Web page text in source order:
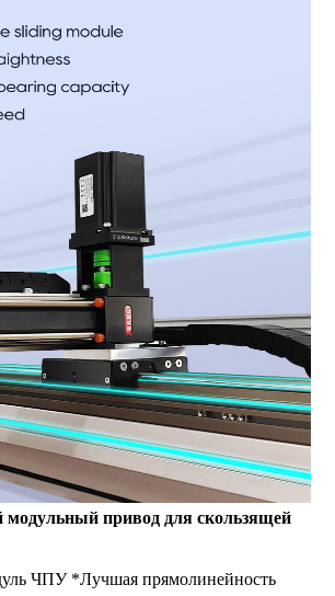
привод для скользящей
ЧПУ *Лучшая прямолинейность